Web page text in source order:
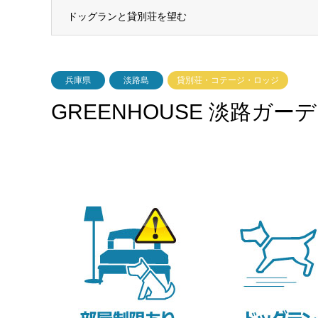
ドッグランと貸別荘を望む
兵庫県 淡路島 貸別荘・コテージ・ロッジ
GREENHOUSE 淡路ガー